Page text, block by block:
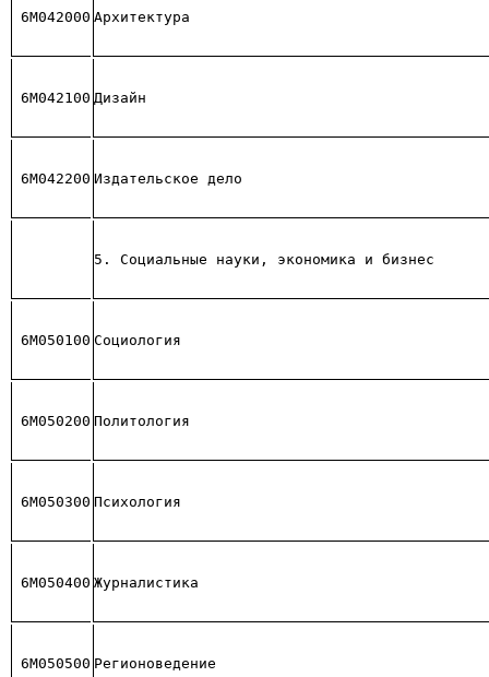
6М042000 Архитектура
6М042100 Дизайн
6М042200 Издательское дело
5. Социальные науки, экономика и бизнес
6М050100 Социология
6М050200 Политология
6М050300 Психология
6М050400 Журналистика
6М050500 Регионоведение